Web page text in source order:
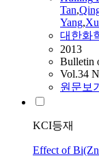
Tan,
Yang,
대한화
2013
Bulletin
Vol.34
원문보기
KCI등재
Effect of